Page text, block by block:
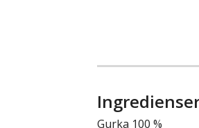
Gurka 100 %